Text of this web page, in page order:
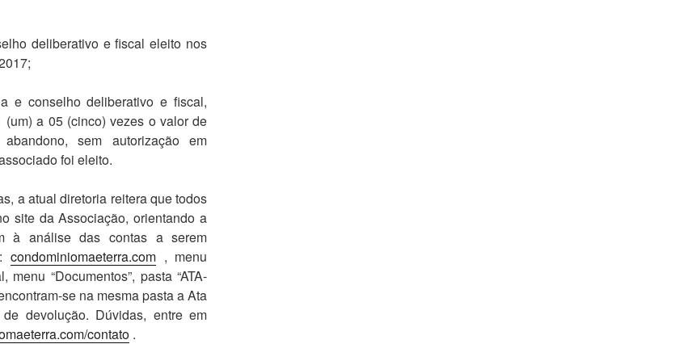
deliberativo e fiscal eleito nos
e conselho deliberativo e fiscal,
a 05 (cinco) vezes o valor de
sem autorização em
foi eleito.
a atual diretoria reitera que todos
site da Associação, orientando a
à análise das contas a serem
condominiomaeterra.com, menu
“Documentos”, pasta “ATA-
se na mesma pasta a Ata
devolução. Dúvidas, entre em
contato .